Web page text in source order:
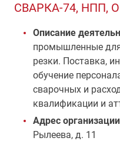
СВАРКА-74, НПП,
Описание
промышленные
резки. Поставка,
обучение
сварочных и
квалификации и
Адрес
Рылеева, д. 11